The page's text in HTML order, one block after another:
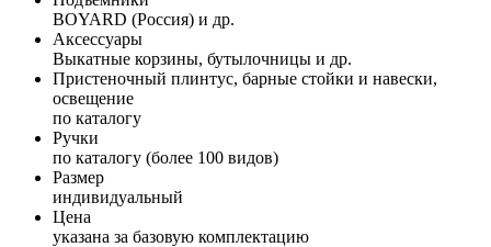
BOYARD (Россия) и др.
Аксессуары
Выкатные корзины, бутылочницы и др.
Пристеночный плинтус, барные стойки и навески,
освещение
по каталогу
Ручки
по каталогу (более 100 видов)
Размер
индивидуальный
Цена
указана за базовую комплектацию